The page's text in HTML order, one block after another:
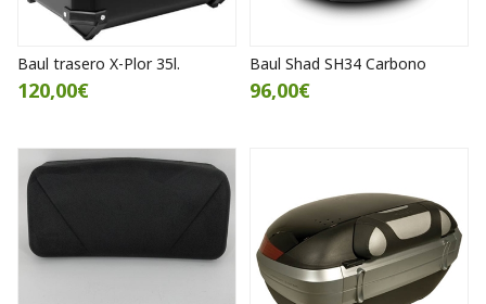
Baul trasero X-Plor 35l.
120,00€
Baul Shad SH34 Carbono
96,00€